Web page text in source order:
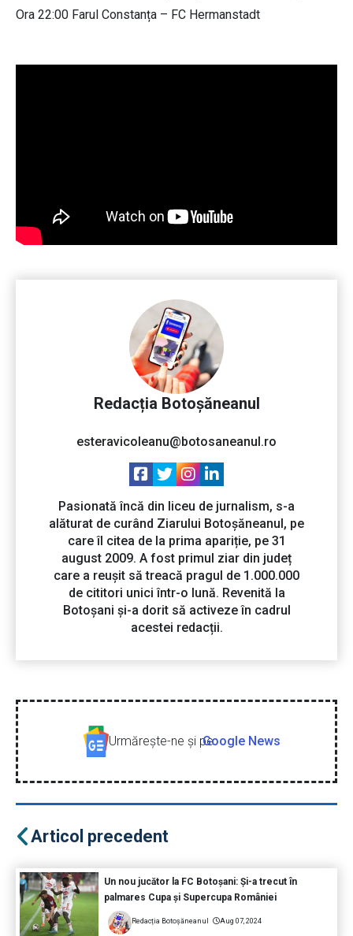
Ora 22:00 Farul Constanța – FC Hermanstadt
Redacția Botoșăneanul
esteravicoleanu@botosaneanul.ro
Pasionată încă din liceu de jurnalism, s-a
alăturat de curând Ziarului Botoșăneanul, pe
care îl citea de la prima apariție, pe 31
august 2009. A fost primul ziar din județ
care a reușit să treacă pragul de 1.000.000
de cititori unici într-o lună. Revenită la
Botoșani și-a dorit să activeze în cadrul
acestei redacții.
Urmăreşte-ne şi peGoogle News
Articol precedent
Un nou jucător la FC Botoșani: Și-a trecut în
palmares Cupa și Supercupa României
Redacția Botoșăneanul Aug 07, 2024